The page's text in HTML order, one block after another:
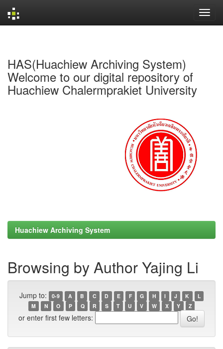
HAS(Huachiew Archiving System)
Welcome to our digital repository of
Huachiew Chalermprakiet University
Huachiew Archiving System
Browsing by Author Yajing Li
Jump to: 0-9 A B C D E F G H I J K
L
M
N O P Q R S T U V W X Y Z
or enter first few letters: